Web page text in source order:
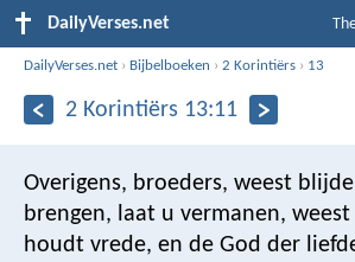
DailyVerses.net
DailyVerses.net › Bijbelboeken ›2 Korintiërs › 13
2 Korintiërs 13:11
Overigens, broeders, weest
brengen, laat u vermanen, weest
houdt vrede, en de God der